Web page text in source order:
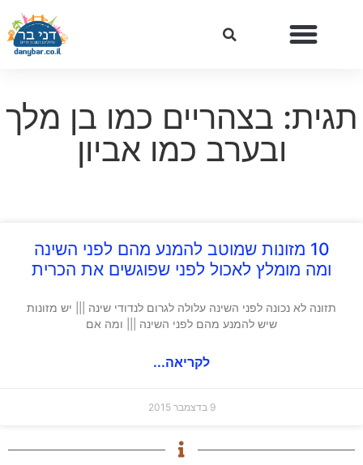
תגית: בצהריים כמו בן מלך
ובערב כמו אביון
10 מזונות שמוטב להמנע מהם לפני השינה
ומה מומלץ לאכול לפני שפוגשים את הכרית
תזונה לא נכונה לפני השינה עלולה לגרום לנדודי שינה ||| יש מזונות
שיש להמנע מהם לפני השינה ||| ומה אם
לקריאה...
9 בדצמבר 2015